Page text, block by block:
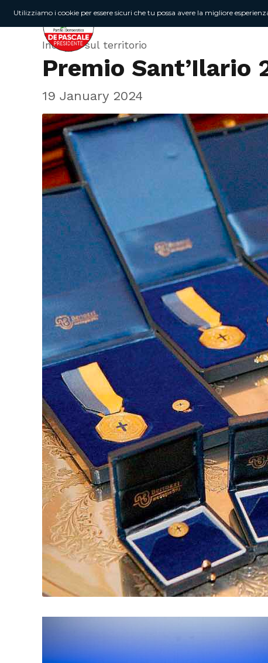
Incontri sul territorio
Premio Sant’Ilario
19 January 2024
Utilizziamo i cookie per essere sicuri che tu possa avere la migliore